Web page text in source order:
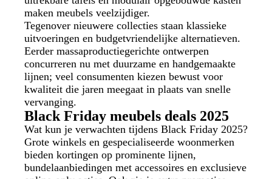
maken meubels veelzijdiger.
Tegenover nieuwere collecties staan klassieke
uitvoeringen en budgetvriendelijke alternatieven.
Eerder massaproductiegerichte ontwerpen
concurreren nu met duurzame en handgemaakte
lijnen; veel consumenten kiezen bewust voor
kwaliteit die jaren meegaat in plaats van snelle
vervanging.
Black Friday meubels deals 2025
Wat kun je verwachten tijdens Black Friday 2025?
Grote winkels en gespecialiseerde woonmerken
bieden kortingen op prominente lijnen,
bundelaanbiedingen met accessoires en exclusieve